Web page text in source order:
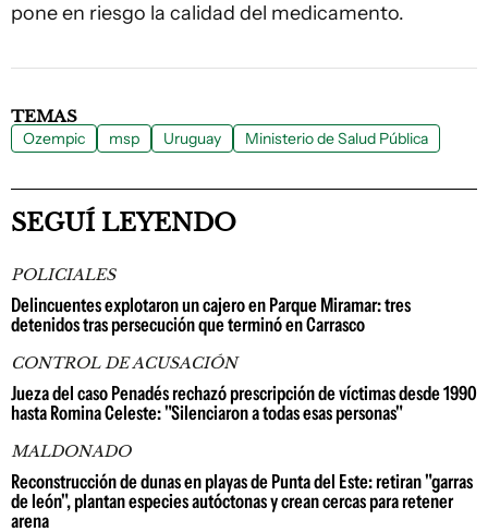
pone en riesgo la calidad del medicamento.
TEMAS
Ozempic msp Uruguay Ministerio de Salud Pública
SEGUÍ LEYENDO
POLICIALES
Delincuentes explotaron un cajero en Parque Miramar: tres
detenidos tras persecución que terminó en Carrasco
CONTROL DE ACUSACIÓN
Jueza del caso Penadés rechazó prescripción de víctimas desde 1990
hasta Romina Celeste: "Silenciaron a todas esas personas"
MALDONADO
Reconstrucción de dunas en playas de Punta del Este: retiran "garras
de león", plantan especies autóctonas y crean cercas para retener
arena